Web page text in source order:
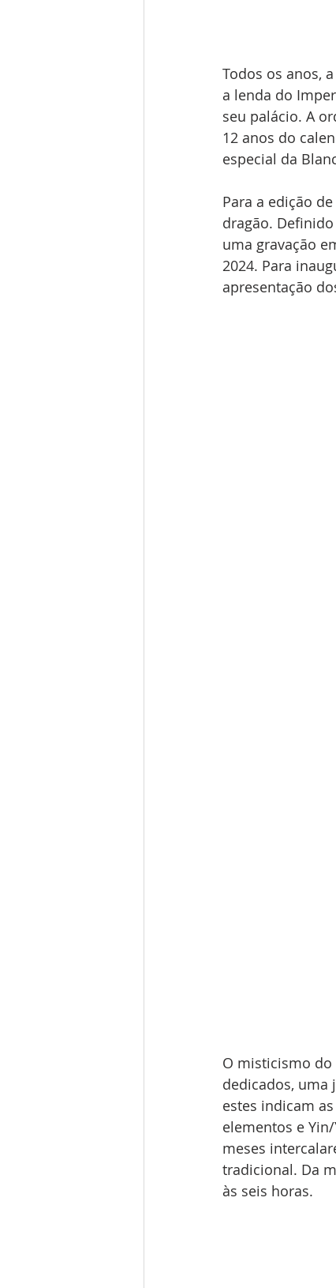
Todos os anos,
a lenda do
seu palácio. A
12 anos do
especial da
Para a edição
dragão.
uma gravação
2024. Para
apresentação
O misticismo
dedicados, uma
estes indicam
elementos e
meses
tradicional. Da
às seis horas.